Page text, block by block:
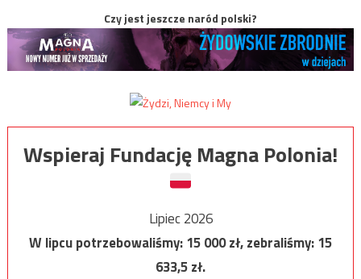
Czy jest jeszcze naród polski?
Wspieraj Fundację Magna Polonia!
Lipiec 2026
W lipcu potrzebowaliśmy:15 000zł, zebraliśmy:15
633,5zł.